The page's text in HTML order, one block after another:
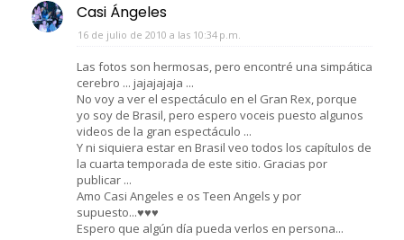
Casi Ángeles
16 de julio de 2010 a las 10:34 p.m.
Las fotos son hermosas, pero encontré una simpática
cerebro ... jajajajaja ...
No voy a ver el espectáculo en el Gran Rex, porque
yo soy de Brasil, pero espero voceis puesto algunos
videos de la gran espectáculo ...
Y ni siquiera estar en Brasil veo todos los capítulos de
la cuarta temporada de este sitio. Gracias por
publicar ...
Amo Casi Angeles e os Teen Angels y por
supuesto...♥♥♥
Espero que algún día pueda verlos en persona...